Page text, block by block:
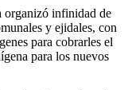
infinidad de
y ejidales, con
para cobrarles el
para los nuevos